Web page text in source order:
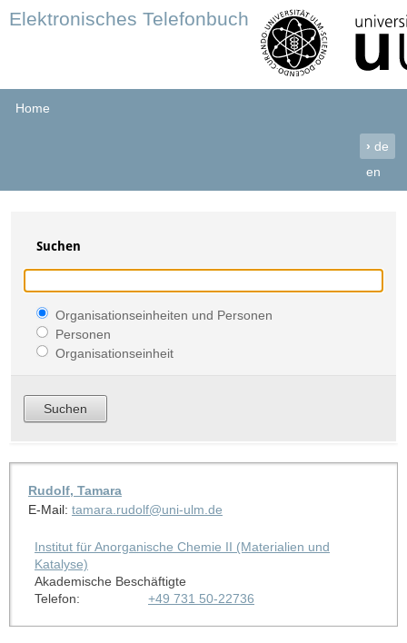
Elektronisches Telefonbuch
Home
› de
en
Suchen
Organisationseinheiten und Personen
Personen
Organisationseinheit
Rudolf, Tamara
E-Mail: tamara.rudolf@uni-ulm.de
Institut für Anorganische Chemie II (Materialien und
Katalyse)
Akademische Beschäftigte
Telefon:
+49 731 50-22736